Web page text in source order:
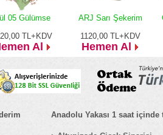
05 Gülümse
TL+KDV
Al
ARJ Sarı Şekerim
1120,00 TL+KDV
Hemen Al
Anadolu Yakası 1 saat içinde